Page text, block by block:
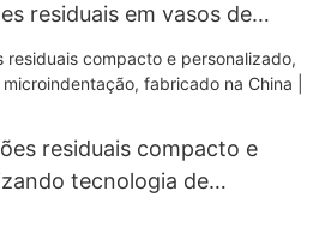
residuais em vasos de
residuais compacto e
tecnologia de